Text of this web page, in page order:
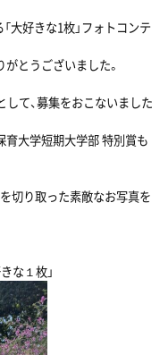
大好きな1枚」フォトコンテ
とうございました。
して、募集をおこないました
育大学短期大学部 特別賞も
切り取った素敵なお写真を
な１枚」